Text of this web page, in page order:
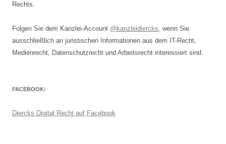
Rechts.
Folgen Sie dem Kanzlei-Account @kanzleidiercks, wenn Sie
ausschließlich an juristischen Informationen aus dem IT-Recht,
Medienrecht, Datenschutzrecht und Arbeitsrecht interessiert sind.
FACEBOOK:
Diercks Digital Recht auf Facebook